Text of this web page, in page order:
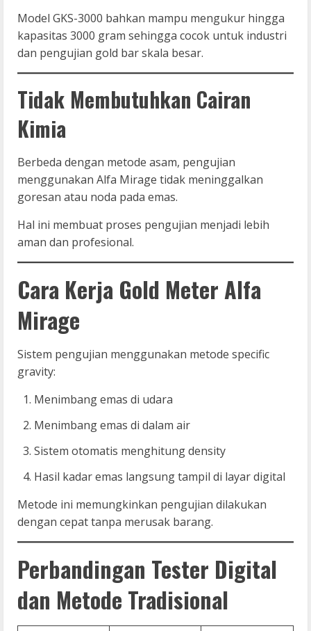
Model GKS-3000 bahkan mampu mengukur hingga
kapasitas 3000 gram sehingga cocok untuk industri
dan pengujian gold bar skala besar.
Tidak Membutuhkan Cairan
Kimia
Berbeda dengan metode asam, pengujian
menggunakan Alfa Mirage tidak meninggalkan
goresan atau noda pada emas.
Hal ini membuat proses pengujian menjadi lebih
aman dan profesional.
Cara Kerja Gold Meter Alfa
Mirage
Sistem pengujian menggunakan metode specific
gravity:
Menimbang emas di udara
Menimbang emas di dalam air
Sistem otomatis menghitung density
Hasil kadar emas langsung tampil di layar digital
Metode ini memungkinkan pengujian dilakukan
dengan cepat tanpa merusak barang.
Perbandingan Tester Digital
dan Metode Tradisional